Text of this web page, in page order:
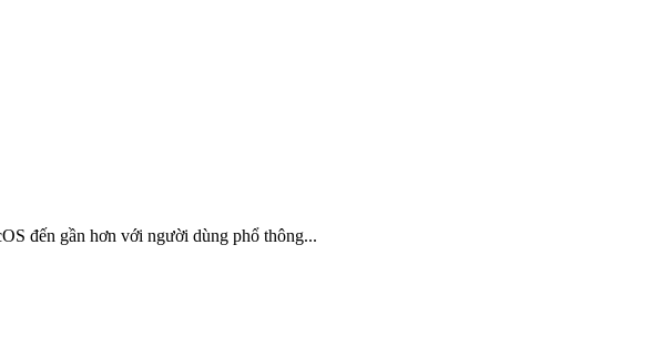
đến gần hơn với người dùng phổ thông...